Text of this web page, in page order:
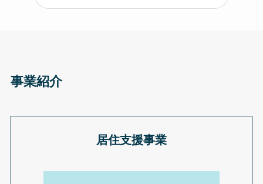
事業紹介
居住支援事業